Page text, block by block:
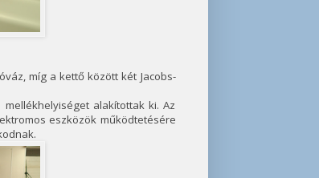
míg a kettő között két Jacobs-
alakítottak ki. Az
eszközök működtetésére